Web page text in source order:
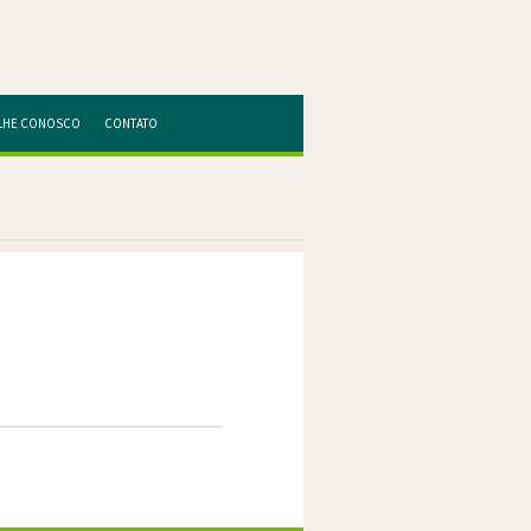
CONOSCO CONTATO